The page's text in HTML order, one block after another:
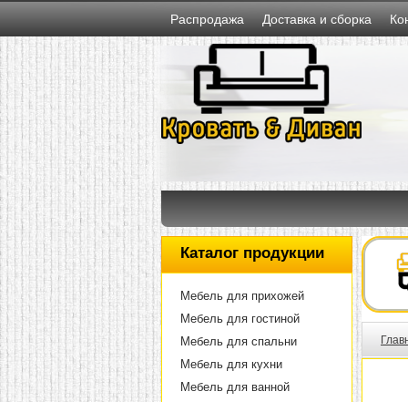
Распродажа Доставка и сборка
Каталог продукции
Мебель для прихожей
Мебель для гостиной
Мебель для спальни
Мебель для кухни
Мебель для ванной